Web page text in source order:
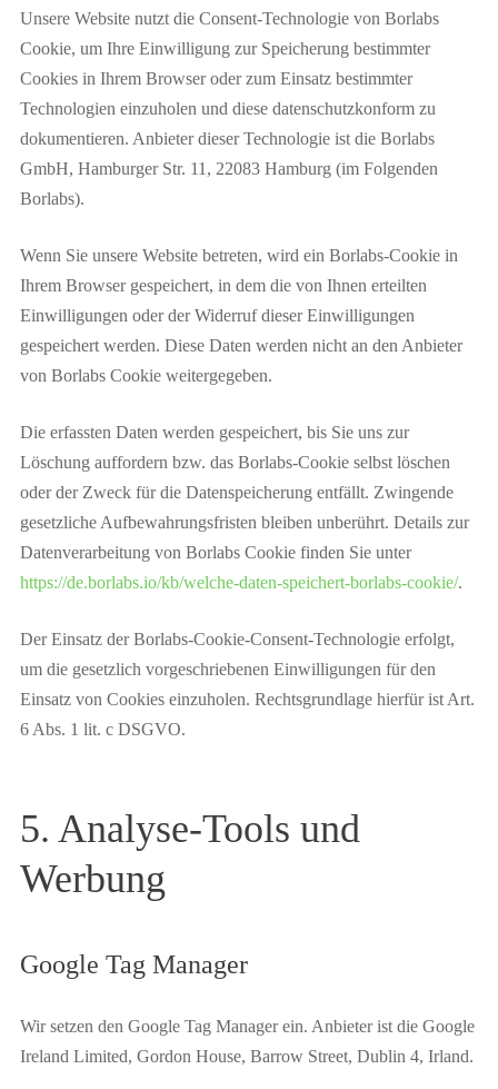
Unsere Website nutzt die Consent-Technologie von Borlabs
Cookie, um Ihre Einwilligung zur Speicherung bestimmter
Cookies in Ihrem Browser oder zum Einsatz bestimmter
Technologien einzuholen und diese datenschutzkonform zu
dokumentieren. Anbieter dieser Technologie ist die Borlabs
GmbH, Hamburger Str. 11, 22083 Hamburg (im Folgenden
Borlabs).
Wenn Sie unsere Website betreten, wird ein Borlabs-Cookie in
Ihrem Browser gespeichert, in dem die von Ihnen erteilten
Einwilligungen oder der Widerruf dieser Einwilligungen
gespeichert werden. Diese Daten werden nicht an den Anbieter
von Borlabs Cookie weitergegeben.
Die erfassten Daten werden gespeichert, bis Sie uns zur
Löschung auffordern bzw. das Borlabs-Cookie selbst löschen
oder der Zweck für die Datenspeicherung entfällt. Zwingende
gesetzliche Aufbewahrungsfristen bleiben unberührt. Details zur
Datenverarbeitung von Borlabs Cookie finden Sie unter
https://de.borlabs.io/kb/welche-daten-speichert-borlabs-cookie/.
Der Einsatz der Borlabs-Cookie-Consent-Technologie erfolgt,
um die gesetzlich vorgeschriebenen Einwilligungen für den
Einsatz von Cookies einzuholen. Rechtsgrundlage hierfür ist Art.
6 Abs. 1 lit. c DSGVO.
5. Analyse-Tools und
Werbung
Google Tag Manager
Wir setzen den Google Tag Manager ein. Anbieter ist die Google
Ireland Limited, Gordon House, Barrow Street, Dublin 4, Irland.